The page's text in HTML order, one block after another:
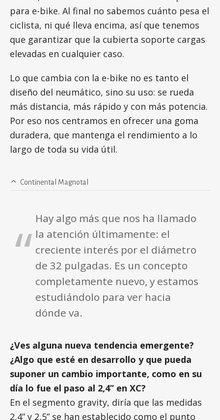
para e-bike. Al final no sabemos cuánto pesa el
ciclista, ni qué lleva encima, así que tenemos
que garantizar que la cubierta soporte cargas
elevadas en cualquier caso.
Lo que cambia con la e-bike no es tanto el
diseño del neumático, sino su uso: se rueda
más distancia, más rápido y con más potencia.
Por eso nos centramos en ofrecer una goma
duradera, que mantenga el rendimiento a lo
largo de toda su vida útil.
Continental Magnotal
Hay algo más que nos ha llamado
la atención últimamente: el
creciente interés por el diámetro
de 32 pulgadas. Es un concepto
completamente nuevo, y estamos
estudiándolo para ver hacia
dónde va.
¿Ves alguna nueva tendencia emergente?
¿Algo que esté en desarrollo y que pueda
suponer un cambio importante, como en su
día lo fue el paso al 2,4” en XC?
En el segmento gravity, diría que las medidas
2,4” y 2,5” se han establecido como el punto